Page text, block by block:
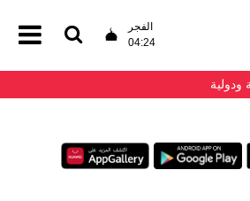
الفجر
04:24
ودولية